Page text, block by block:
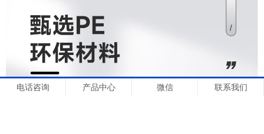
电话咨询 产品中心 微信 联系我们